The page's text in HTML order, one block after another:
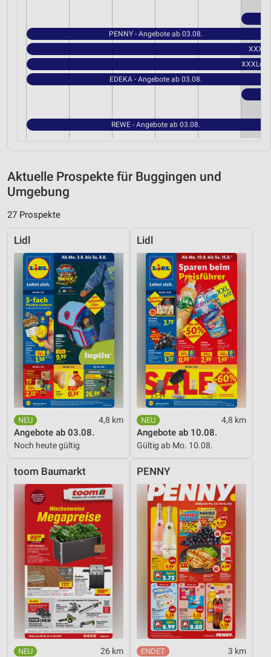
PENNY - Angebote ab 03.08.
XXXLutz
EDEKA - Angebote ab 03.08.
REWE - Angebote ab 03.08.
Aktuelle Prospekte für Buggingen und
Umgebung
27 Prospekte
Lidl
4,8 km
Angebote ab 03.08.
Noch heute gültig
Lidl
4,8 km
Angebote ab 10.08.
Gültig ab Mo. 10.08.
toom Baumarkt
26 km
PENNY
3 km